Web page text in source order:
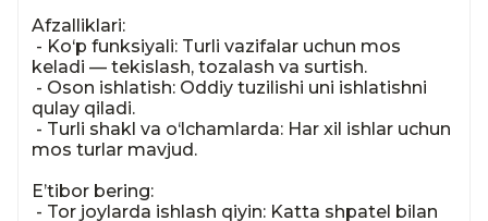
Afzalliklari:
keladi — tekislash, tozalash va surtish.
qulay qiladi.
mos turlar mavjud.
E’tibor bering: